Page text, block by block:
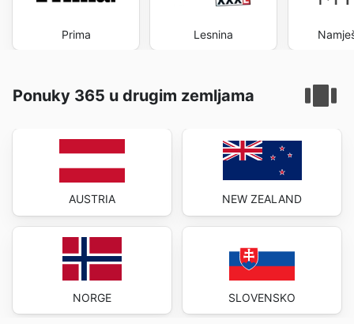
Prima Lesnina
Ponuky 365 u drugim zemljama
AUSTRIA
NORGE
NEW ZEALAND
SLOVENSKO